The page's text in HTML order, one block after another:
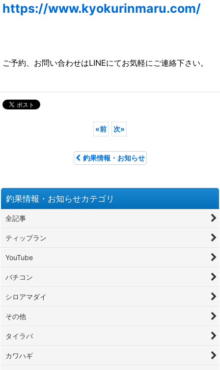
https://www.kyokurinmaru.com/
ご予約、お問い合わせはLINEにてお気軽にご連絡下さい。
«前 次»
釣果情報・お知らせ
釣果情報・お知らせカテゴリ
全記事
ティップラン
YouTube
バチコン
シロアマダイ
その他
タイラバ
カワハギ